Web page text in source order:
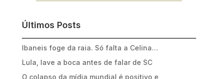
Últimos Posts
Ibaneis foge da raia. Só falta a Celina…
Lula, lave a boca antes de falar de SC
O colapso da mídia mundial é positivo e